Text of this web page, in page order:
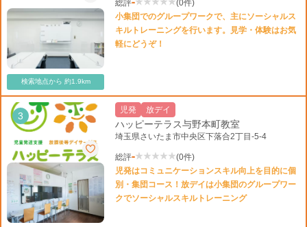
検索地点から 約1.9km
総評
(0件)
小集団でのグループワークで、主にソーシャルス
キルトレーニングを行います。見学・体験はお気
軽にどうぞ！
3
児発 放デイ
ハッピーテラス与野本町教室
埼玉県さいたま市中央区下落合2丁目-5-4
総評-
(0件)
児発はコミュニケーションスキル向上を目的に個
別・集団コース！放デイは小集団のグループワー
クでソーシャルスキルトレーニング